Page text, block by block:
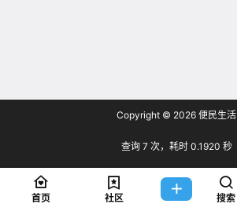
Copyright © 2026 便民生活
查询 7 次，耗时 0.1920 秒
首页 社区 搜索